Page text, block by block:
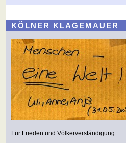
KÖLNER KLAGEMAUER
Für Frieden und Völkerverständigung